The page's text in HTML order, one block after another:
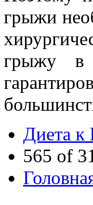
грыжи
грыжу в
Диета к
565 of